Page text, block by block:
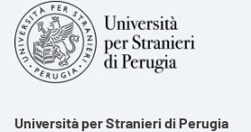
Università per Stranieri di Perugia